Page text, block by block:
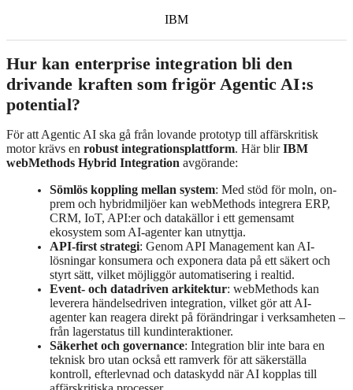
IBM
Hur kan enterprise integration bli den
drivande kraften som frigör Agentic AI:s
potential?
För att Agentic AI ska gå från lovande prototyp till affärskritisk
motor krävs en robust integrationsplattform. Här blirIBM
webMethods Hybrid Integration avgörande:
Sömlös koppling mellan system: Med stöd för moln, on-
prem och hybridmiljöer kan webMethods integrera ERP,
CRM, IoT, API:er och datakällor i ett gemensamt
ekosystem som AI-agenter kan utnyttja.
API-first strategi: Genom API Management kan AI-
lösningar konsumera och exponera data på ett säkert och
styrt sätt, vilket möjliggör automatisering i realtid.
Event- och datadriven arkitektur: webMethods kan
leverera händelsedriven integration, vilket gör att AI-
agenter kan reagera direkt på förändringar i verksamheten –
från lagerstatus till kundinteraktioner.
Säkerhet och governance: Integration blir inte bara en
teknisk bro utan också ett ramverk för att säkerställa
kontroll, efterlevnad och dataskydd när AI kopplas till